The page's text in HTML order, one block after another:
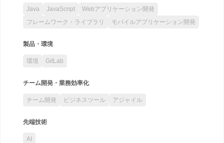
Java JavaScript
Webアプリケーション開発
フレームワーク・ライブラリ
モバイルアプリケーション開発
製品・環境
環境 GitLab
チーム開発・業務効率化
チーム開発 ビジネスツール アジャイル
先端技術
AI